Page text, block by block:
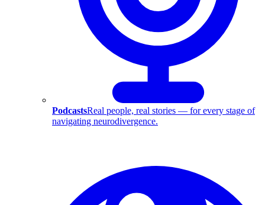
PodcastsReal people, real stories — for every stage of
navigating neurodivergence.